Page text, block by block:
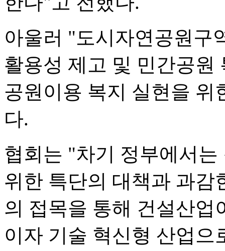
아울러 "도시자연공원구
활용성 제고 및 민간공원
공원이용 복지 실현을
다.
협회는 "차기 정부에서
위한 특단의 대책과 과감
의 접목을 통해 건설산업
이자 기술 혁신형 산업